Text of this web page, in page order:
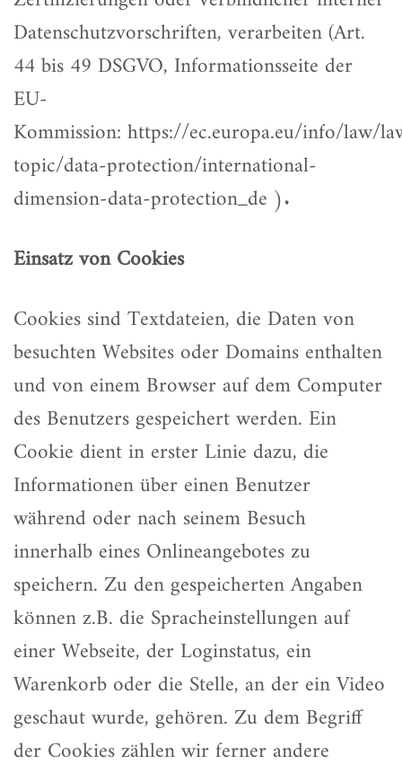
Datenschutzvorschriften, verarbeiten (Art.
44 bis 49 DSGVO, Informationsseite der
EU-
Kommission:https://ec.europa.eu/info/law/
topic/data-protection/international-
dimension-data-protection_de ).
Einsatz von Cookies
Cookies sind Textdateien, die Daten von
besuchten Websites oder Domains enthalten
und von einem Browser auf dem Computer
des Benutzers gespeichert werden. Ein
Cookie dient in erster Linie dazu, die
Informationen über einen Benutzer
während oder nach seinem Besuch
innerhalb eines Onlineangebotes zu
speichern. Zu den gespeicherten Angaben
können z.B. die Spracheinstellungen auf
einer Webseite, der Loginstatus, ein
Warenkorb oder die Stelle, an der ein Video
geschaut wurde, gehören. Zu dem Begriff
der Cookies zählen wir ferner andere